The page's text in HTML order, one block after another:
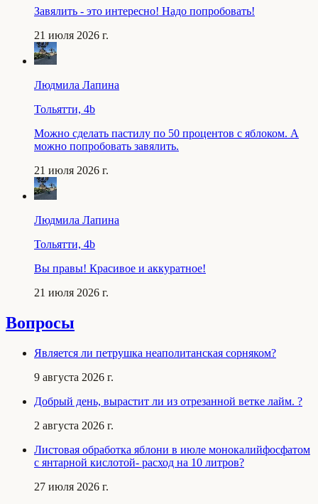
Завялить - это интересно! Надо попробовать!
21 июля 2026 г.
Людмила Лапина
Тольятти, 4b
Можно сделать пастилу по 50 процентов с яблоком. А
можно попробовать завялить.
21 июля 2026 г.
Людмила Лапина
Тольятти, 4b
Вы правы! Красивое и аккуратное!
21 июля 2026 г.
Вопросы
Является ли петрушка неаполитанская сорняком?
9 августа 2026 г.
Добрый день, вырастит ли из отрезанной ветке лайм. ?
2 августа 2026 г.
Листовая обработка яблони в июле монокалийфосфатом
с янтарной кислотой- расход на 10 литров?
27 июля 2026 г.